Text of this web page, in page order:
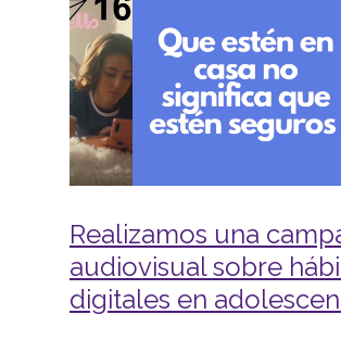
Realizamos una
audiovisual sobre
digitales en